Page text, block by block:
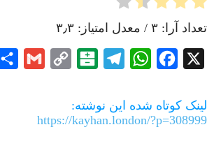
تعداد آرا: ۳ / معدل امتیاز: ۳٫۳
X
Facebook
WhatsApp
Telegram
Balatarin
Copy
Gmail
لینک کوتاه شده این نوشته:
https://kayhan.london/?p=308999